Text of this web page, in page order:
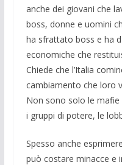
anche dei giovani che
boss, don­ne e uomini
ha sfrattato boss e ha
economiche che
Chiede che l’Italia
cambiamento che loro
Non sono solo le
i gruppi di potere, le
Spesso anche
può costare minacce e